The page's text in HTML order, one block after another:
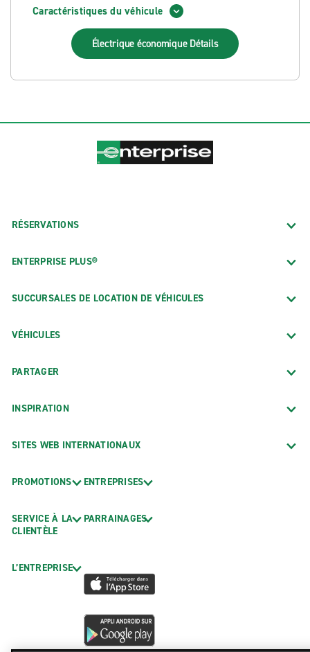
Caractéristiques du véhicule
Électrique économique Détails
RÉSERVATIONS
ENTERPRISE PLUS®
SUCCURSALES DE LOCATION DE VÉHICULES
VÉHICULES
PARTAGER
INSPIRATION
SITES WEB INTERNATIONAUX
PROMOTIONS
SERVICE À LA
CLIENTÈLE
L’ENTREPRISE
ENTREPRISES
PARRAINAGES